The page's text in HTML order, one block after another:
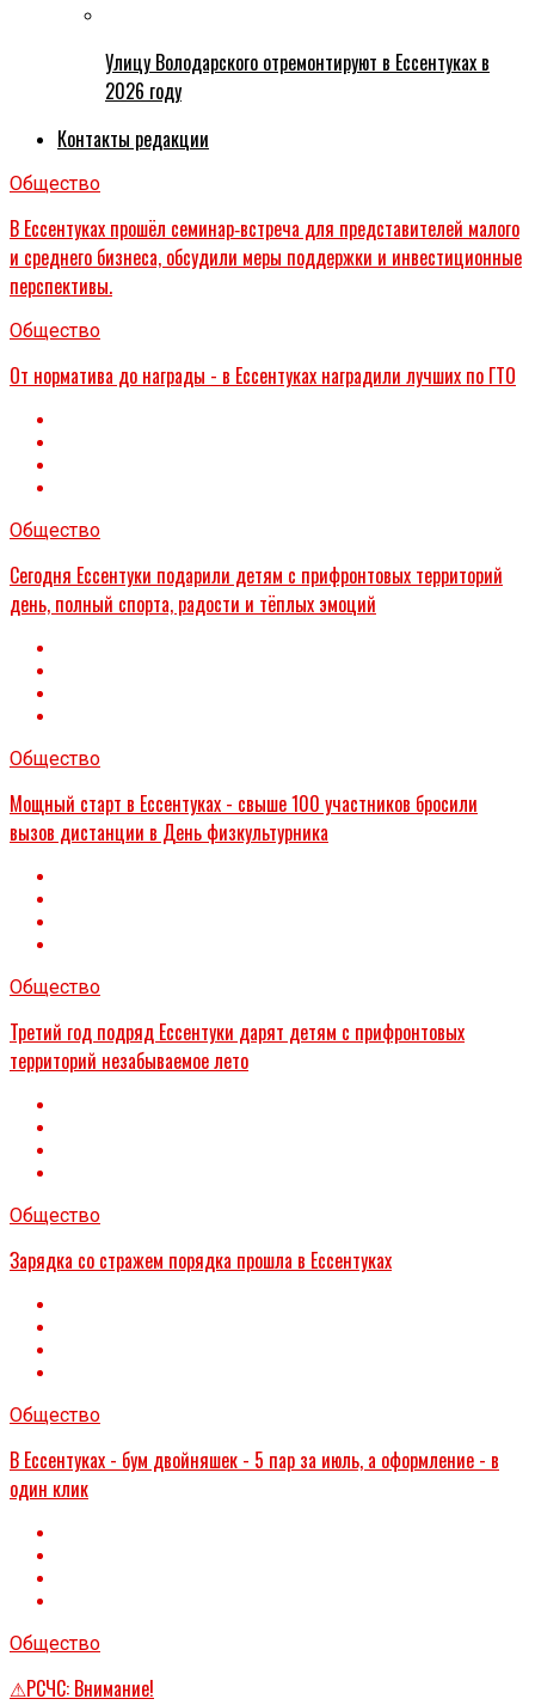
Улицу Володарского отремонтируют в Ессентуках в
2026 году
Контакты редакции
Общество
В Ессентуках прошёл семинар‑встреча для представителей малого
и среднего бизнеса, обсудили меры поддержки и инвестиционные
перспективы.
Общество
От норматива до награды - в Ессентуках наградили лучших по ГТО
Общество
Сегодня Ессентуки подарили детям с прифронтовых территорий
день, полный спорта, радости и тёплых эмоций
Общество
Мощный старт в Ессентуках - свыше 100 участников бросили
вызов дистанции в День физкультурника
Общество
Третий год подряд Ессентуки дарят детям с прифронтовых
территорий незабываемое лето
Общество
Зарядка со стражем порядка прошла в Ессентуках
Общество
В Ессентуках - бум двойняшек - 5 пар за июль, а оформление - в
один клик
Общество
⚠РСЧС: Внимание!